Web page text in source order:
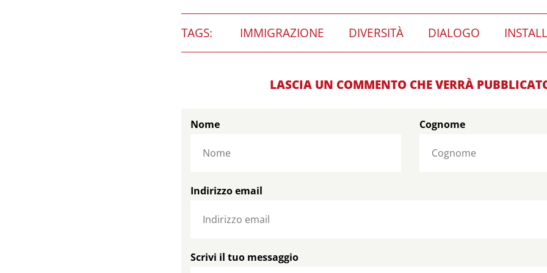
TAGS: IMMIGRAZIONE DIVERSITÀ DIALOGO
LASCIA UN COMMENTO CHE VERRÀ
Nome Cognome
Indirizzo email
Scrivi il tuo messaggio